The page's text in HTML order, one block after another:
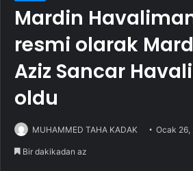
Mardin
resmi olarak
Aziz Sancar
oldu
MUHAMMED TAHA KADAK Ocak 26,
Bir dakikadan az